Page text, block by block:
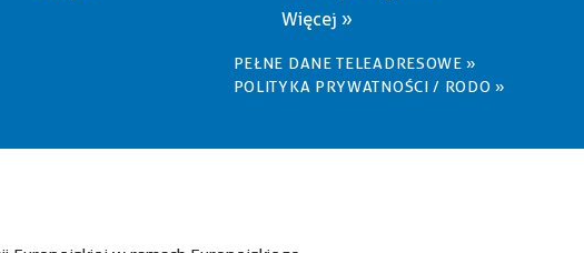
Więcej »
PEŁNE DANE TELEADRESOWE »
POLITYKA PRYWATNOŚCI / RODO »